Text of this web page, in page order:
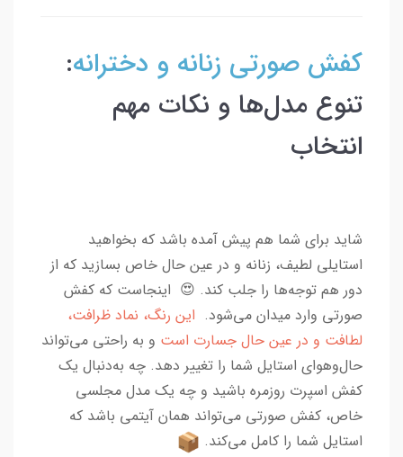
کفش صورتی زنانه و دخترانه:
تنوع مدل‌ها و نکات مهم
انتخاب
شاید برای شما هم پیش آمده باشد که بخواهید
استایلی لطیف، زنانه و در عین حال خاص بسازید که از
دور هم توجه‌ها را جلب کند. 😍
اینجاست که کفش
صورتی وارد میدان می‌شود. این رنگ، نماد ظرافت،
لطافت و در عین حال جسارت است و به راحتی می‌تواند
حال‌وهوای استایل شما را تغییر دهد. چه به‌دنبال یک
کفش اسپرت روزمره باشید و چه یک مدل مجلسی
خاص، کفش صورتی می‌تواند همان آیتمی باشد که
استایل شما را کامل می‌کند.